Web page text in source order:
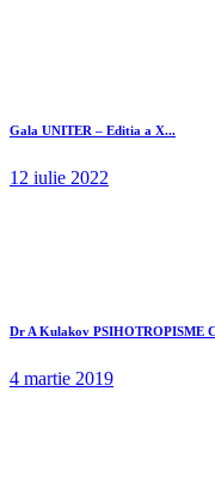
Gala UNITER – Editia a X...
12 iulie 2022
Dr A Kulakov PSIHOTROPISME
4 martie 2019